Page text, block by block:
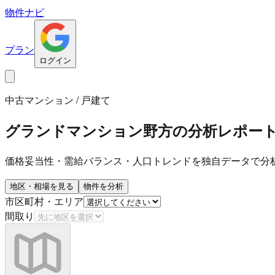
物件ナビ
プラン
ログイン
中古マンション / 戸建て
グランドマンション野方の分析レポー
価格妥当性・需給バランス・人口トレンドを独自データで分
地区・相場を見る 物件を分析
市区町村・エリア
間取り